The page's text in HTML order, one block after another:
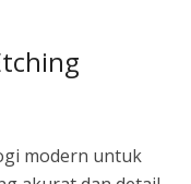
modern untuk